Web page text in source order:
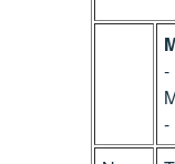
-
-